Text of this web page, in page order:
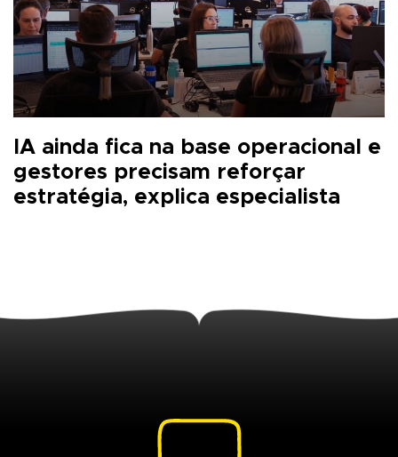
IA ainda fica na base operacional e
gestores precisam reforçar
estratégia, explica especialista